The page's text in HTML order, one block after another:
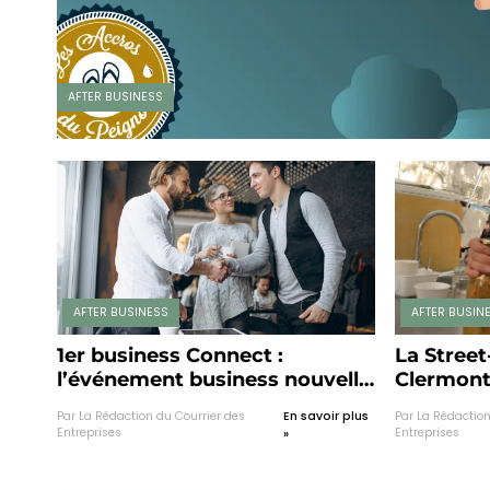
AFTER BUSINESS
AFTER BUSINESS
1er business Connect :
l’événement business nouvelle
Par La Rédaction du Courrier des
Entreprises
En savoir plus
»
AFTER
La
dans la
Par La
Entreprises